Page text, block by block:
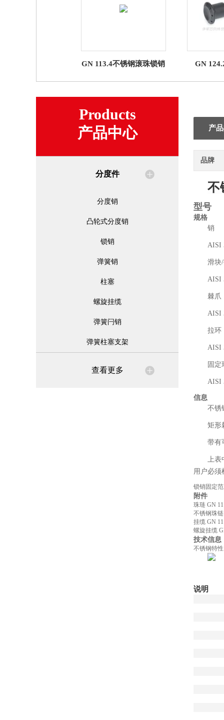
GN 113.4不锈钢滚珠锁销 GN
Products
产品中心
分度件
分度销
凸轮式分度销
锁销
弹簧销
柱塞
螺旋挂缆
弹簧闩销
弹簧柱塞支架
查看更多
产
品牌
不
型号
规格
销
AISI
滑块
AISI
棘爪
AISI
拉环
AISI
固定
AISI
信息
不锈
矩形
带有
上表
用户必须
锁销固定
附件
珠琏 GN
不锈钢珠
挂缆 GN
螺旋挂缆
技术信息
不锈钢特
说明